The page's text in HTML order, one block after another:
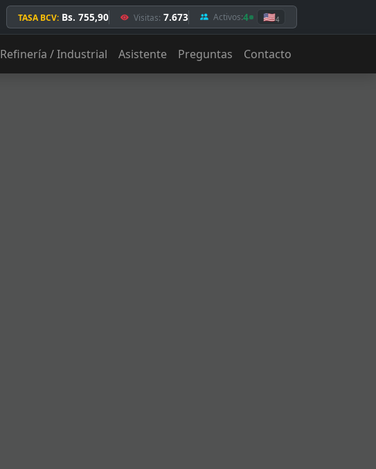
TASA BCV: Bs. 755,90 Visitas: 7.673 Activos:4 🇺🇸4
Refinería / Industrial Asistente Preguntas Contacto